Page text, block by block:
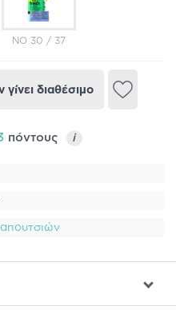
NO 30 / 37
διαθέσιμο
πόντους i